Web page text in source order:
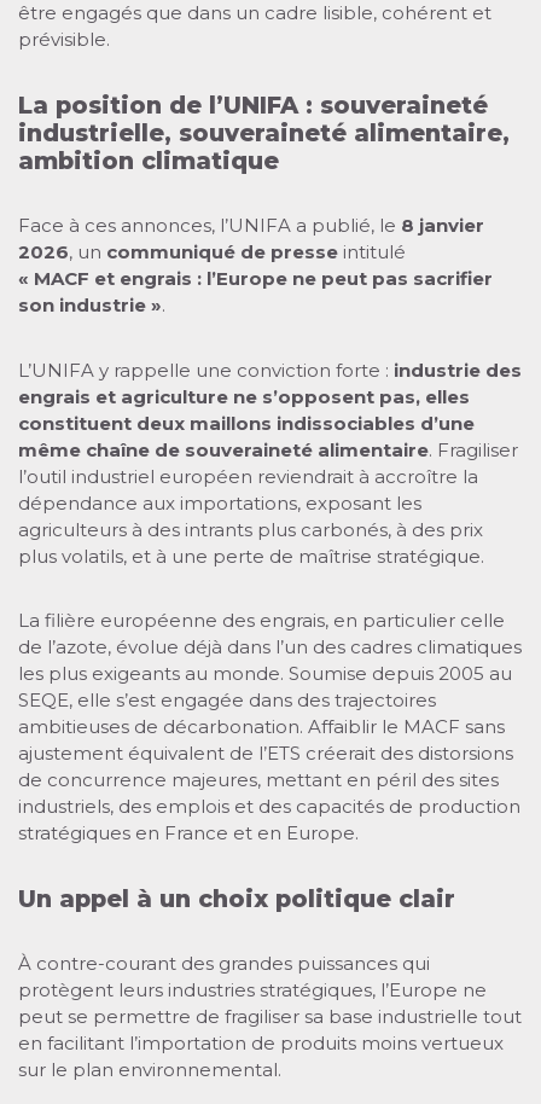
être engagés que dans un cadre lisible, cohérent et
prévisible.
La position de l’UNIFA : souveraineté
industrielle, souveraineté alimentaire,
ambition climatique
Face à ces annonces, l’UNIFA a publié, le 8 janvier
2026, un communiqué de presse intitulé
« MACF et engrais : l’Europe ne peut pas sacrifier
son industrie ».
L’UNIFA y rappelle une conviction forte : industrie des
engrais et agriculture ne s’opposent pas, elles
constituent deux maillons indissociables d’une
même chaîne de souveraineté alimentaire. Fragiliser
l’outil industriel européen reviendrait à accroître la
dépendance aux importations, exposant les
agriculteurs à des intrants plus carbonés, à des prix
plus volatils, et à une perte de maîtrise stratégique.
La filière européenne des engrais, en particulier celle
de l’azote, évolue déjà dans l’un des cadres climatiques
les plus exigeants au monde. Soumise depuis 2005 au
SEQE, elle s’est engagée dans des trajectoires
ambitieuses de décarbonation. Affaiblir le MACF sans
ajustement équivalent de l’ETS créerait des distorsions
de concurrence majeures, mettant en péril des sites
industriels, des emplois et des capacités de production
stratégiques en France et en Europe.
Un appel à un choix politique clair
À contre-courant des grandes puissances qui
protègent leurs industries stratégiques, l’Europe ne
peut se permettre de fragiliser sa base industrielle tout
en facilitant l’importation de produits moins vertueux
sur le plan environnemental.